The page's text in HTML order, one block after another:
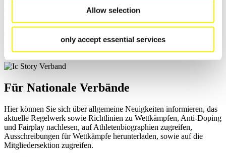
Allow selection
only accept essential services
Wettkämpfen. Außerdem können Sie Ihre Medienakkreditierung
beantragen, die Grundregeln des Rennrodelsports einsehen und
allgemeine Neuigkeiten einholen.
Für Nationale Verbände
Hier können Sie sich über allgemeine Neuigkeiten informieren, das
aktuelle Regelwerk sowie Richtlinien zu Wettkämpfen, Anti-Doping
und Fairplay nachlesen, auf Athletenbiographien zugreifen,
Ausschreibungen für Wettkämpfe herunterladen, sowie auf die
Mitgliedersektion zugreifen.